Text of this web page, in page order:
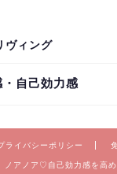
ヴィング
・自己効力感
ライバシーポリシー
アノア♡自己効力感を高め